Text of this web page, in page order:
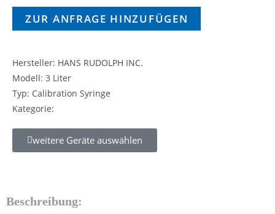
ZUR ANFRAGE HINZUFÜGEN
Hersteller: HANS RUDOLPH INC.
Modell: 3 Liter
Typ: Calibration Syringe
Kategorie:
weitere Geräte auswählen
Beschreibung: